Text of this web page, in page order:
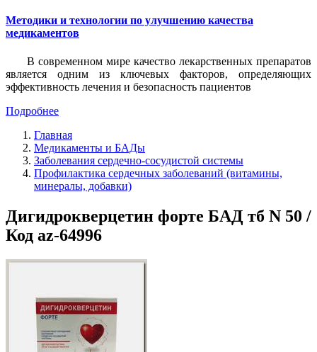
Методики и технологии по улучшению качества
медикаментов
В современном мире качество лекарственных препаратов
является одним из ключевых факторов, определяющих
эффективность лечения и безопасность пациентов
Подробнее
Главная
Медикаменты и БАДы
Заболевания сердечно-сосудистой системы
Профилактика сердечных заболеваний (витамины,
минералы, добавки)
Дигидрокверцетин форте БАД тб N 50 /
Код az-64996